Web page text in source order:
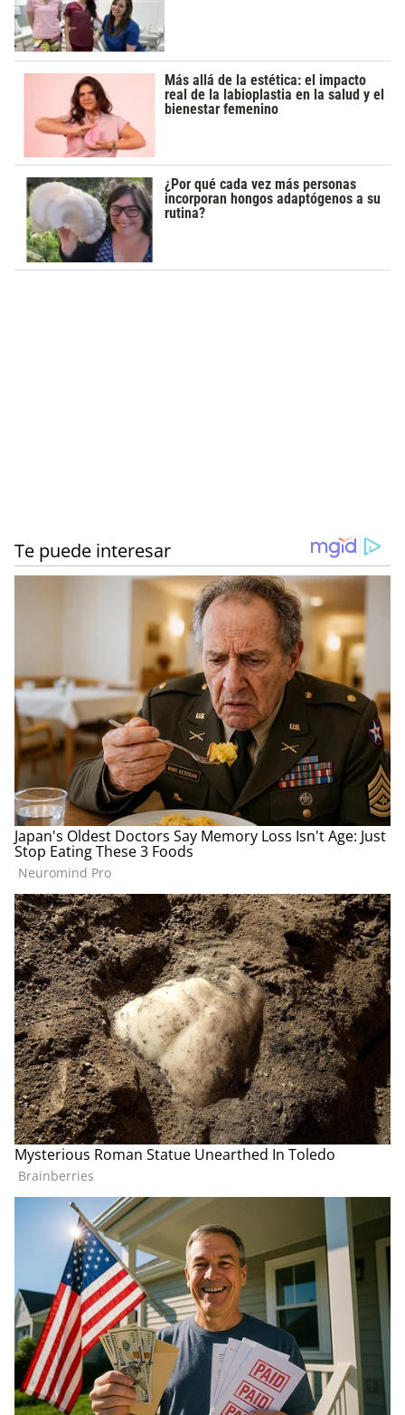
Más allá de la estética: el impacto
real de la labioplastia en la salud y el
bienestar femenino
¿Por qué cada vez más personas
incorporan hongos adaptógenos a su
rutina?